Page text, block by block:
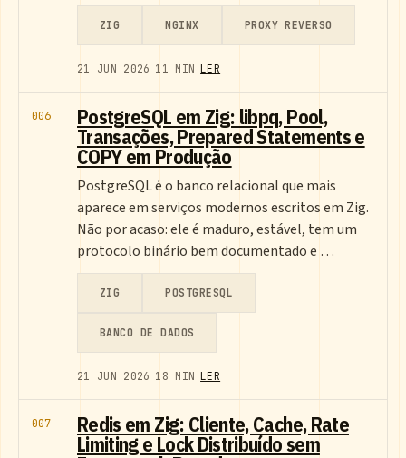
ZIG NGINX PROXY REVERSO
21 JUN 2026 11 MIN LER
006 PostgreSQL em Zig: libpq, Pool,
Transações, Prepared Statements e
COPY em Produção
PostgreSQL é o banco relacional que mais
aparece em serviços modernos escritos em Zig.
Não por acaso: ele é maduro, estável, tem um
protocolo binário bem documentado e …
ZIG POSTGRESQL
BANCO DE DADOS
21 JUN 2026 18 MIN LER
007 Redis em Zig: Cliente, Cache, Rate
Limiting e Lock Distribuído sem